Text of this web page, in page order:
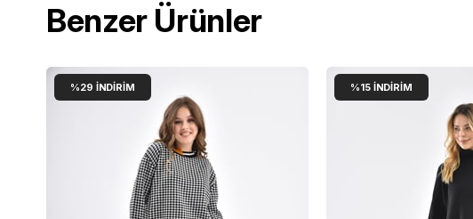
Benzer Ürünler
%29 İNDIRIM %15 İNDIRIM